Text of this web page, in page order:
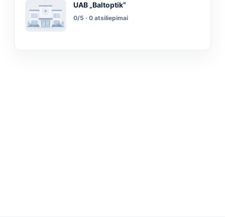
UAB „Baltoptik”
0/5 · 0 atsiliepimai